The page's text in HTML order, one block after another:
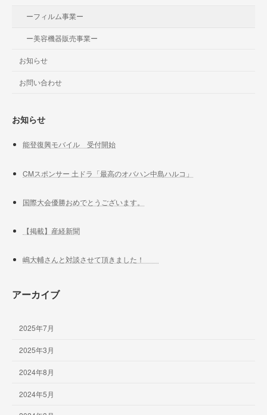
ーフィルム事業ー
ー美容機器販売事業ー
お知らせ
お問い合わせ
お知らせ
能登復興モバイル 受付開始
CMスポンサー 土ドラ「最高のオバハン中島ハルコ」
国際大会優勝おめでとうございます。
【掲載】産経新聞
嶋大輔さんと対談させて頂きました！
アーカイブ
2025年7月
2025年3月
2024年8月
2024年5月